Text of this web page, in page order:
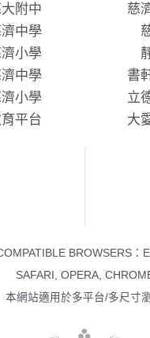
附中
中學
小學
中學
小學
平台
慈
書
立
大
BROWSERS：
SAFARI, OPERA,
本網站適用於多平台/多尺寸